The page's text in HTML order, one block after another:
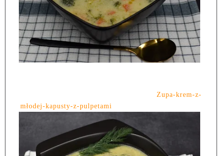
Zupa-krem-z-
młodej-kapusty-z-pulpetami